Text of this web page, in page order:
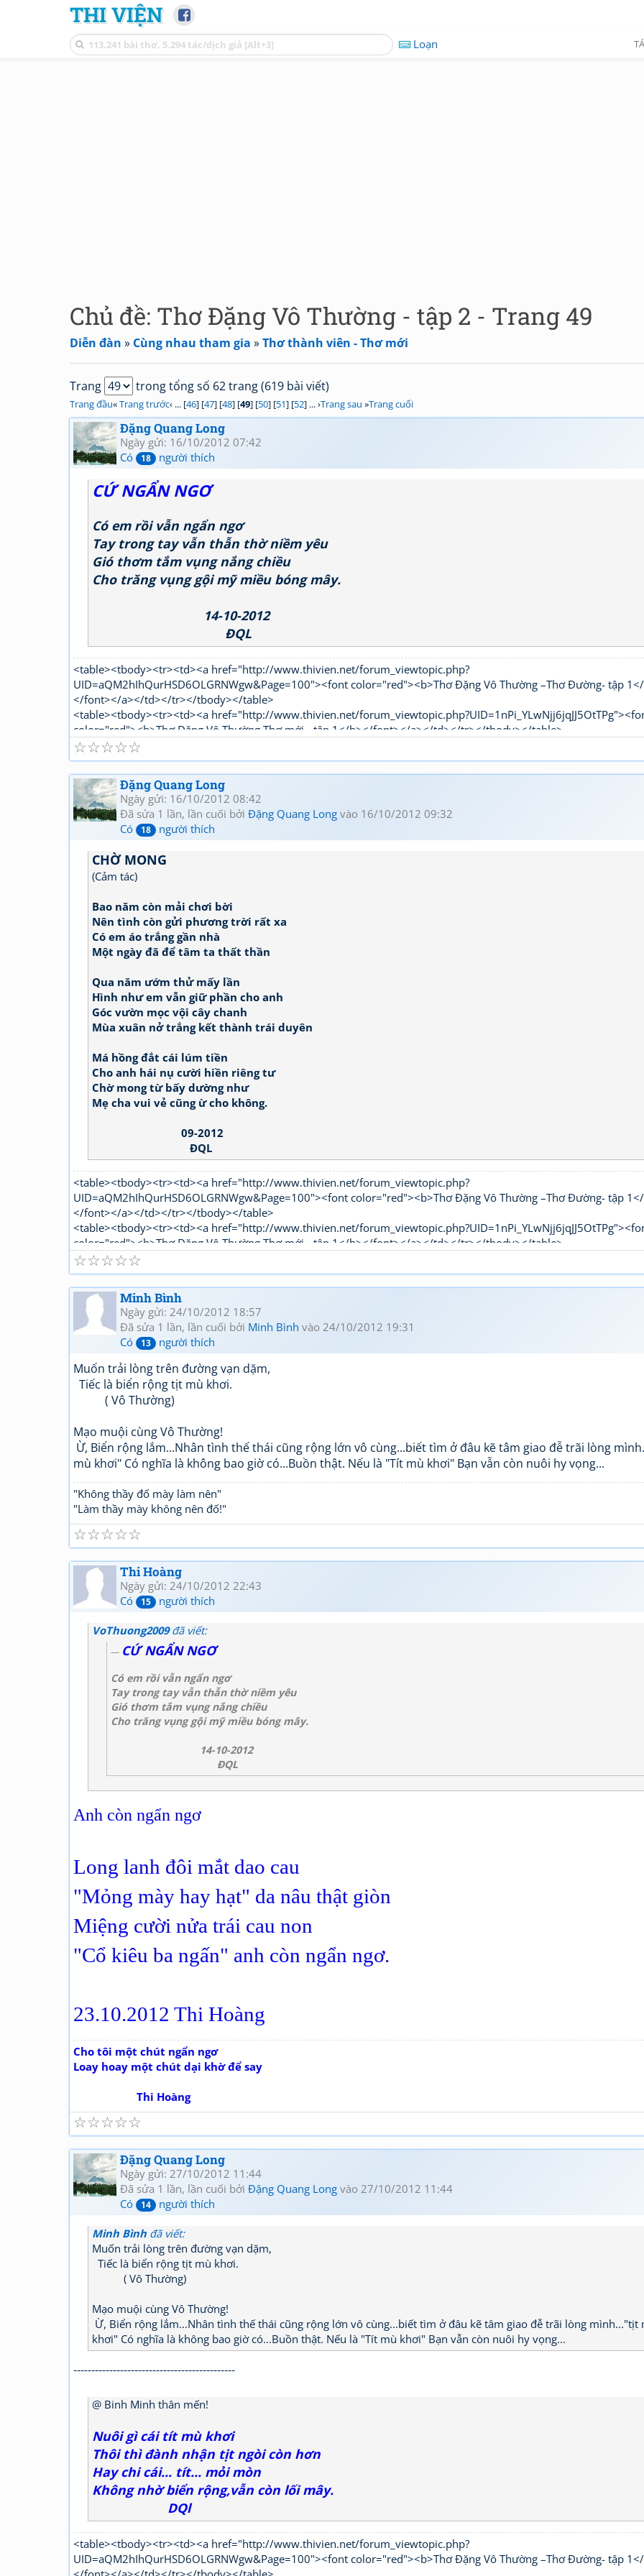
THI VIỆN
Loạn
Chủ đề: Thơ Đặng Vô Thường - tập 2 - Trang 49
Diễn đàn » Cùng nhau tham gia »Thơ thành viên - Thơ mới
Trang trong tổng số 62 trang (619 bài viết)
Trang đầu«Trang trước‹ ... [46] [47] [48] [49] [50] [51] [52] ... ›Trang sau »Trang cuối
Đặng Quang Long
Ngày gửi: 16/10/2012 07:42
Có
18 người thích
CỨ NGẨN NGƠ
Có em rồi vẫn ngẩn ngơ
Tay trong tay vẫn thẫn thờ niềm yêu
Gió thơm tắm vụng nắng chiều
Cho trăng vụng gội mỹ miều bóng mây.
14-10-2012
ĐQL
<table><tbody><tr><td><a href="http://www.thivien.net/forum_viewtopic.php?
UID=aQM2hIhQurHSD6OLGRNWgw&Page=100"><font color="red"><b>Thơ Đặng Vô Thường –Thơ Đường- tập
</font></a></td></tr></tbody></table>
<table><tbody><tr><td><a href="http://www.thivien.net/
color="red"><b>Thơ Đặng Vô Thường Thơ mới - tập 1</b></font></a></td></tr></tbody></table>
☆
☆
☆
☆
☆
Đặng Quang Long
Ngày gửi: 16/10/2012 08:42
Đã sửa 1 lần, lần cuối bởi Đặng Quang Long vào 16/10/2012 09:32
Có
18 người thích
CHỜ MONG
(Cảm tác)
Bao năm còn mải chơi bời
Nên tình còn gửi phương trời rất xa
Có em áo trắng gần nhà
Một ngày đã để tâm ta thất thần
Qua năm ướm thử mấy lần
Hình như em vẫn giữ phần cho anh
Góc vườn mọc vội cây chanh
Mùa xuân nở trắng kết thành trái duyên
Má hồng đắt cái lúm tiền
Cho anh hái nụ cười hiền riêng tư
Chờ mong từ bấy dường như
Mẹ cha vui vẻ cũng ừ cho không.
09-2012
ĐQL
<table><tbody><tr><td><a href="http://www.thivien.net/forum_viewtopic.php?
UID=aQM2hIhQurHSD6OLGRNWgw&Page=100"><font color="red"><b>Thơ Đặng Vô Thường –Thơ Đường- tập
</font></a></td></tr></tbody></table>
<table><tbody><tr><td><a href="http://www.thivien.net/
color="red"><b>Thơ Đặng Vô Thường Thơ mới - tập 1</b></font></a></td></tr></tbody></table>
☆
☆
☆
☆
☆
Minh Bình
Ngày gửi: 24/10/2012 18:57
Đã sửa 1 lần, lần cuối bởi Minh Bình vào 24/10/2012 19:31
Có
13 người thích
Muốn trải lòng trên đường vạn dặm,
Tiếc là biển rộng tịt mù khơi.
( Vô Thường)
Mạo muội cùng Vô Thường!
Ừ, Biển rộng lắm...Nhân tình thế thái cũng rộng lớn vô cùng...biết tìm ở đâu kẽ tâm giao đễ trãi lòng
mù khơi" Có nghĩa là không bao giờ có...Buồn thật. Nếu là "Tít mù khơi" Bạn vẫn còn nuôi hy vọng...
"Không thầy đố mày làm nên"
"Làm thầy mày không nên đố!"
☆
☆
☆
☆
☆
Thi Hoàng
Ngày gửi: 24/10/2012 22:43
Có
15 người thích
VoThuong2009đã viết:
CỨ NGẨN NGƠ
Có em rồi vẫn ngẩn ngơ
Tay trong tay vẫn thẫn thờ niềm yêu
Gió thơm tắm vụng nắng chiều
Cho trăng vụng gội mỹ miều bóng mây.
14-10-2012
ĐQL
Anh còn ngẩn ngơ
Long lanh đôi mắt dao cau
"Mỏng mày hay hạt" da nâu thật giòn
Miệng cười nửa trái cau non
"Cổ kiêu ba ngấn" anh còn ngẩn ngơ.
23.10.2012 Thi Hoàng
Cho tôi một chút ngẩn ngơ
Loay hoay một chút dại khờ để say
Thi Hoàng
☆
☆
☆
☆
☆
Đặng Quang Long
Ngày gửi: 27/10/2012 11:44
Đã sửa 1 lần, lần cuối bởi Đặng Quang Long vào 27/10/2012 11:44
Có
14 người thích
Minh Bình đã viết:
Muốn trải lòng trên đường vạn dặm,
Tiếc là biển rộng tịt mù khơi.
( Vô Thường)
Mạo muội cùng Vô Thường!
Ừ, Biển rộng lắm...Nhân tình thế thái cũng rộng lớn vô cùng...biết tìm ở đâu kẽ tâm giao đễ trãi lòng mình..."tịt
khơi" Có nghĩa là không bao giờ có...Buồn thật. Nếu là "Tít mù khơi" Bạn vẫn còn nuôi hy vọng...
---------------------------------------------
@ Binh Minh thân mến!
Nuôi gì cái tít mù khơi
Thôi thì đành nhận tịt ngòi còn hơn
Hay chi cái... tít... mỏi mòn
Không nhờ biển rộng,vẫn còn lối mây.
DQl
<table><tbody><tr><td><a href="http://www.thivien.net/forum_viewtopic.php?
UID=aQM2hIhQurHSD6OLGRNWgw&Page=100"><font color="red"><b>Thơ Đặng Vô Thường –Thơ Đường- tập